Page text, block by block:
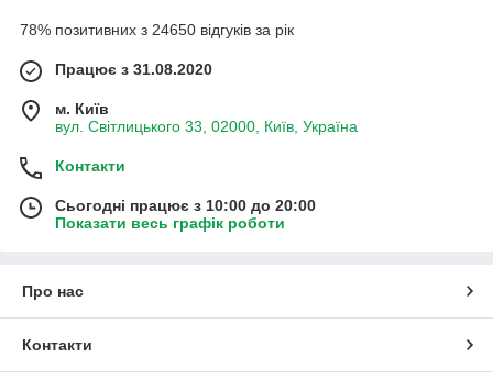
78% позитивних з 24650 відгуків за рік
Працює з 31.08.2020
м. Київ
вул. Світлицького 33, 02000, Київ, Україна
Контакти
Сьогодні працює з 10:00 до 20:00
Показати весь графік роботи
Про нас
Контакти